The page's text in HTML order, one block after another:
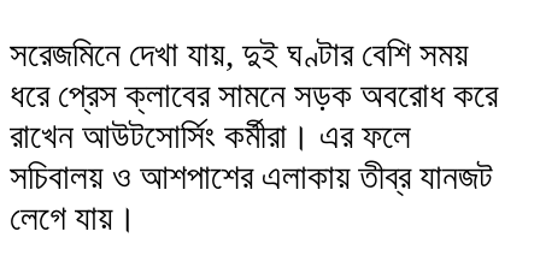
সরেজমিনে দেখা যায়, দুই ঘণ্টার বেশি সময়
ধরে প্রেস ক্লাবের সামনে সড়ক অবরোধ করে
রাখেন আউটসোর্সিং কর্মীরা। এর ফলে
সচিবালয় ও আশপাশের এলাকায় তীব্র যানজট
লেগে যায়।